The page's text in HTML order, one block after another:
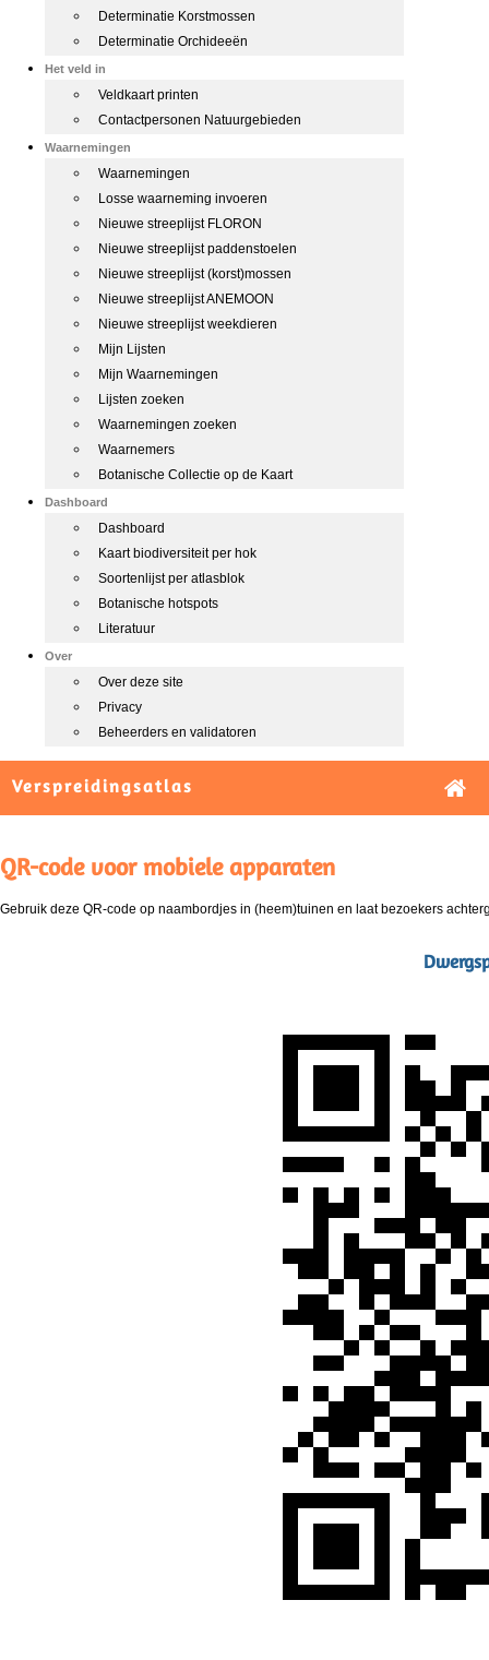
Determinatie Korstmossen
Determinatie Orchideeën
Het veld in
Veldkaart printen
Contactpersonen Natuurgebieden
Waarnemingen
Waarnemingen
Losse waarneming invoeren
Nieuwe streeplijst FLORON
Nieuwe streeplijst paddenstoelen
Nieuwe streeplijst (korst)mossen
Nieuwe streeplijst ANEMOON
Nieuwe streeplijst weekdieren
Mijn Lijsten
Mijn Waarnemingen
Lijsten zoeken
Waarnemingen zoeken
Waarnemers
Botanische Collectie op de Kaart
Dashboard
Dashboard
Kaart biodiversiteit per hok
Soortenlijst per atlasblok
Botanische hotspots
Literatuur
Over
Over deze site
Privacy
Beheerders en validatoren
Verspreidingsatlas
QR-code voor mobiele apparaten
Gebruik deze QR-code op naambordjes in (heem)tuinen en laat bezoekers